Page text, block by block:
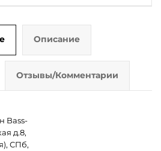
Описание
Отзывы/Комментарии
Bass-
д.8,
СПб,